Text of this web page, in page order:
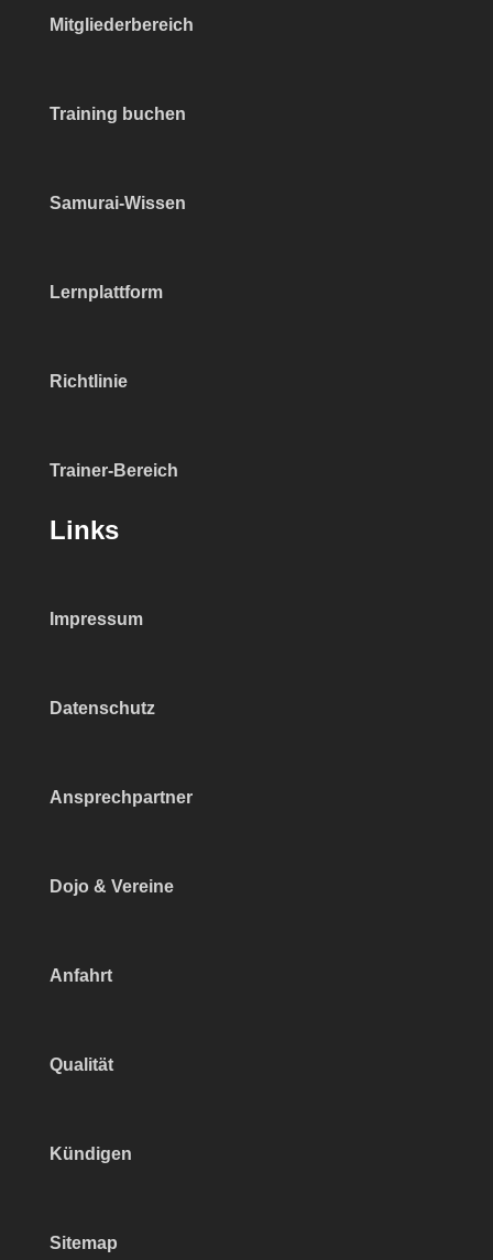
Mitgliederbereich
Training buchen
Samurai-Wissen
Lernplattform
Richtlinie
Trainer-Bereich
Links
Impressum
Datenschutz
Ansprechpartner
Dojo & Vereine
Anfahrt
Qualität
Kündigen
Sitemap